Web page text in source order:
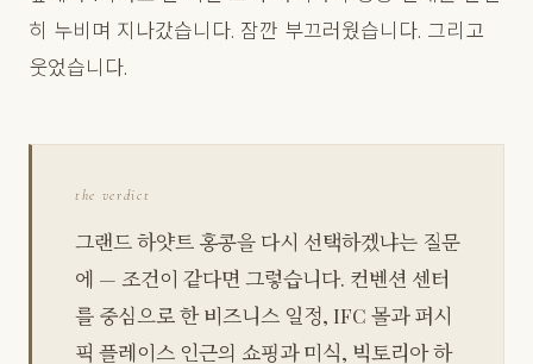
히 누비며 지나갔습니다. 잠깐 부끄러웠습니다. 그리고
웃었습니다.
the verdict
그랜드 하얏트 홍콩을 다시 선택하겠냐는 질문
에 — 조건이 같다면 그렇습니다. 컨벤션 센터
를 중심으로 한 비즈니스 일정, IFC 몰과 퍼시
픽 플레이스 인근의 쇼핑과 미식, 빅토리아 하